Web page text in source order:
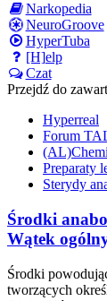
Narkopedia
NeuroGroove
HyperTuba
[H]elp
Czat
Przejdź do
Hyperreal
Forum
Preparaty
Sterydy
Środki
Wątek
Środki
tworzących